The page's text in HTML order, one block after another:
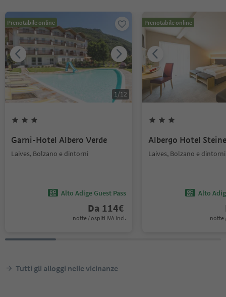
Prenotabile online
1/12
Garni-Hotel Albero Verde
Laives, Bolzano e dintorni
Alto Adige Guest Pass
Da 114€
notte / ospiti IVA incl.
Prenotabile online
Albergo Hotel
Laives, Bolzano e dintorni
Alto
notte
Tutti gli alloggi nelle vicinanze